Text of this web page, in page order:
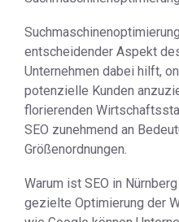
entscheidender Aspekt
Unternehmen dabei hilft,
potenzielle Kunden
florierenden
SEO zunehmend an
Größenordnungen.
Warum ist SEO in
gezielte Optimierung der